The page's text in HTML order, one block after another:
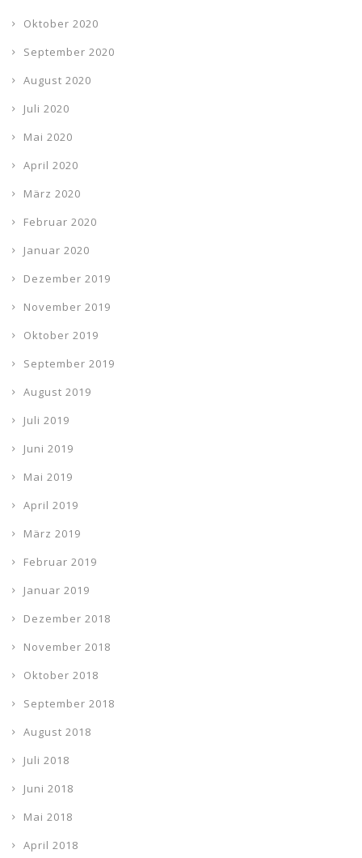
Oktober 2020
September 2020
August 2020
Juli 2020
Mai 2020
April 2020
März 2020
Februar 2020
Januar 2020
Dezember 2019
November 2019
Oktober 2019
September 2019
August 2019
Juli 2019
Juni 2019
Mai 2019
April 2019
März 2019
Februar 2019
Januar 2019
Dezember 2018
November 2018
Oktober 2018
September 2018
August 2018
Juli 2018
Juni 2018
Mai 2018
April 2018